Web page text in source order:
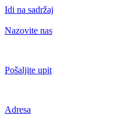
Idi na sadržaj
Nazovite nas
Pošaljite upit
Adresa